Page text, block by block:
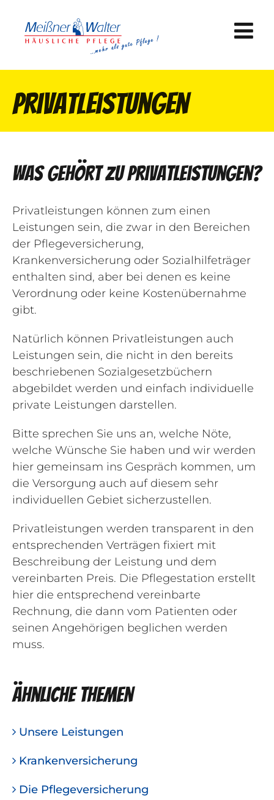
Privatleistungen
Was gehört zu Privatleistungen?
Privatleistungen können zum einen
Leistungen sein, die zwar in den Bereichen
der Pflegeversicherung,
Krankenversicherung oder Sozialhilfeträger
enthalten sind, aber bei denen es keine
Verordnung oder keine Kostenübernahme
gibt.
Natürlich können Privatleistungen auch
Leistungen sein, die nicht in den bereits
beschriebenen Sozialgesetzbüchern
abgebildet werden und einfach individuelle
private Leistungen darstellen.
Bitte sprechen Sie uns an, welche Nöte,
welche Wünsche Sie haben und wir werden
hier gemeinsam ins Gespräch kommen, um
die Versorgung auch auf diesem sehr
individuellen Gebiet sicherzustellen.
Privatleistungen werden transparent in den
entsprechenden Verträgen fixiert mit
Beschreibung der Leistung und dem
vereinbarten Preis. Die Pflegestation erstellt
hier die entsprechend vereinbarte
Rechnung, die dann vom Patienten oder
seinen Angehörigen beglichen werden
muss.
Ähnliche Themen
Unsere Leistungen
Krankenversicherung
Die Pflegeversicherung